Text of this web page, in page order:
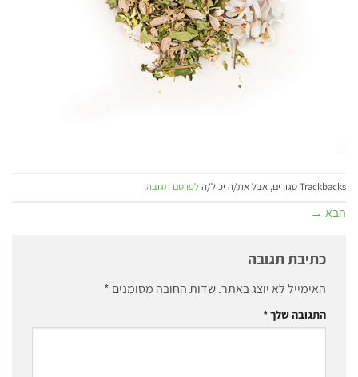
Trackbacks סגורים, אבל את/ה יכול/ה לפרסם תגובה.
הבא →
כתיבת תגובה
האימייל לא יוצג באתר.שדות החובה מסומנים *
התגובה שלך*